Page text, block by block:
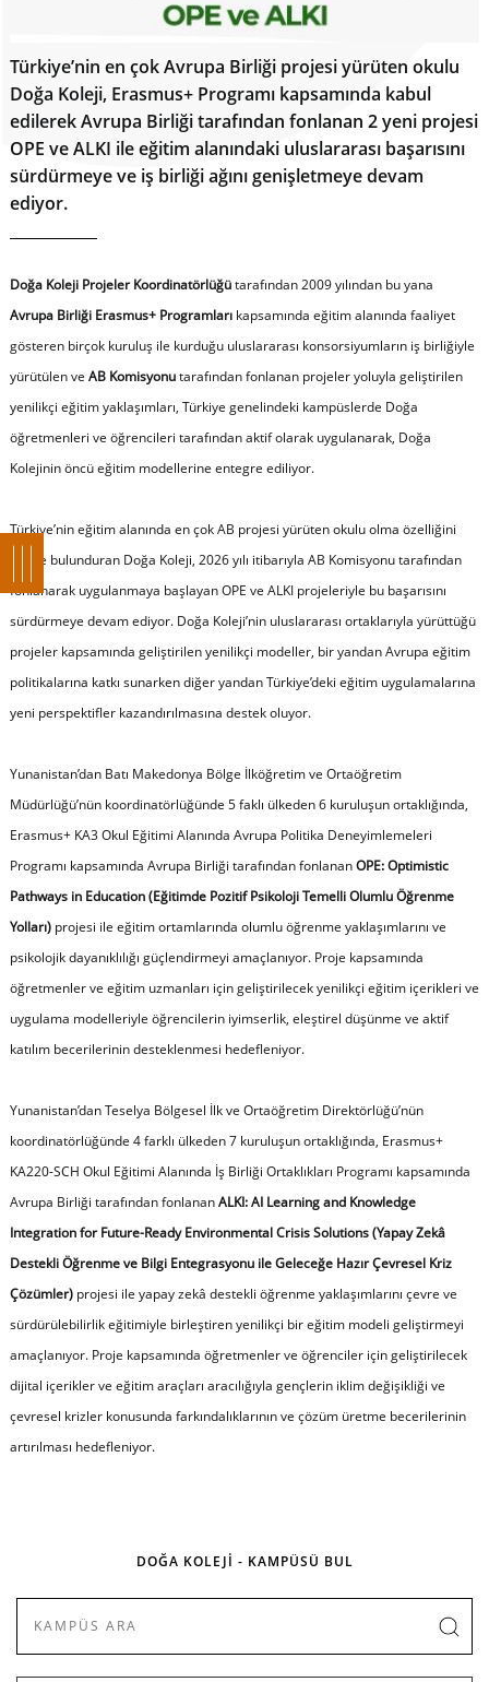
Türkiye’nin en çok Avrupa Birliği projesi yürüten okulu
Doğa Koleji, Erasmus+ Programı kapsamında kabul
edilerek Avrupa Birliği tarafından fonlanan 2 yeni projesi
OPE ve ALKI ile eğitim alanındaki uluslararası başarısını
sürdürmeye ve iş birliği ağını genişletmeye devam
ediyor.
Doğa Koleji Projeler Koordinatörlüğütarafından 2009 yılından bu yana
Avrupa Birliği Erasmus+ Programlarıkapsamında eğitim alanında faaliyet
gösteren birçok kuruluş ile kurduğu uluslararası konsorsiyumların iş birliğiyle
yürütülen ve AB Komisyonutarafından fonlanan projeler yoluyla geliştirilen
yenilikçi eğitim yaklaşımları, Türkiye genelindeki kampüslerde Doğa
öğretmenleri ve öğrencileri tarafından aktif olarak uygulanarak, Doğa
Kolejinin öncü eğitim modellerine entegre ediliyor.
Türkiye’nin eğitim alanında en çok AB projesi yürüten okulu olma özelliğini
elinde bulunduran Doğa Koleji, 2026 yılı itibarıyla AB Komisyonu tarafından
fonlanarak uygulanmaya başlayan OPE ve ALKI projeleriyle bu başarısını
sürdürmeye devam ediyor. Doğa Koleji’nin uluslararası ortaklarıyla yürüttüğü
projeler kapsamında geliştirilen yenilikçi modeller, bir yandan Avrupa eğitim
politikalarına katkı sunarken diğer yandan Türkiye’deki eğitim uygulamalarına
yeni perspektifler kazandırılmasına destek oluyor.
Yunanistan’dan Batı Makedonya Bölge İlköğretim ve Ortaöğretim
Müdürlüğü’nün koordinatörlüğünde 5 faklı ülkeden 6 kuruluşun ortaklığında,
Erasmus+ KA3 Okul Eğitimi Alanında Avrupa Politika Deneyimlemeleri
Programı kapsamında Avrupa Birliği tarafından fonlananOPE: Optimistic
Pathways in Education (Eğitimde Pozitif Psikoloji Temelli Olumlu Öğrenme
Yolları) projesi ile eğitim ortamlarında olumlu öğrenme yaklaşımlarını ve
psikolojik dayanıklılığı güçlendirmeyi amaçlanıyor. Proje kapsamında
öğretmenler ve eğitim uzmanları için geliştirilecek yenilikçi eğitim içerikleri ve
uygulama modelleriyle öğrencilerin iyimserlik, eleştirel düşünme ve aktif
katılım becerilerinin desteklenmesi hedefleniyor.
Yunanistan’dan Teselya Bölgesel İlk ve Ortaöğretim Direktörlüğü’nün
koordinatörlüğünde 4 farklı ülkeden 7 kuruluşun ortaklığında, Erasmus+
KA220-SCH Okul Eğitimi Alanında İş Birliği Ortaklıkları Programı kapsamında
Avrupa Birliği tarafından fonlananALKI: AI Learning and Knowledge
Integration for Future-Ready Environmental Crisis Solutions (Yapay Zekâ
Destekli Öğrenme ve Bilgi Entegrasyonu ile Geleceğe Hazır Çevresel Kriz
Çözümler)projesi ile yapay zekâ destekli öğrenme yaklaşımlarını çevre ve
sürdürülebilirlik eğitimiyle birleştiren yenilikçi bir eğitim modeli geliştirmeyi
amaçlanıyor. Proje kapsamında öğretmenler ve öğrenciler için geliştirilecek
dijital içerikler ve eğitim araçları aracılığıyla gençlerin iklim değişikliği ve
çevresel krizler konusunda farkındalıklarının ve çözüm üretme becerilerinin
artırılması hedefleniyor.
DOĞA KOLEJİ - KAMPÜSÜ BUL